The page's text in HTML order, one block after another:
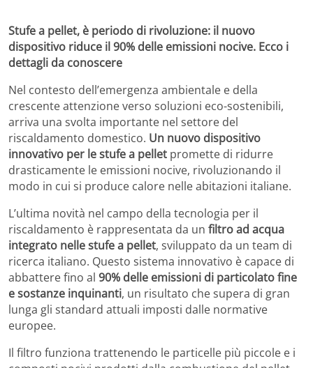
Stufe a pellet, è periodo di rivoluzione: il nuovo
dispositivo riduce il 90% delle emissioni nocive. Ecco i
dettagli da conoscere
Nel contesto dell’emergenza ambientale e della
crescente attenzione verso soluzioni eco-sostenibili,
arriva una svolta importante nel settore del
riscaldamento domestico. Un nuovo dispositivo
innovativo per le stufe a pellet promette di ridurre
drasticamente le emissioni nocive, rivoluzionando il
modo in cui si produce calore nelle abitazioni italiane.
L’ultima novità nel campo della tecnologia per il
riscaldamento è rappresentata da un filtro ad acqua
integrato nelle stufe a pellet, sviluppato da un team di
ricerca italiano. Questo sistema innovativo è capace di
abbattere fino al 90% delle emissioni di particolato fine
e sostanze inquinanti, un risultato che supera di gran
lunga gli standard attuali imposti dalle normative
europee.
Il filtro funziona trattenendo le particelle più piccole e i